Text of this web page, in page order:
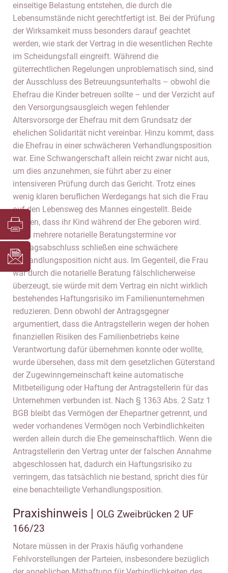
einseitige Belastung entstehen, die durch die
Lebensumstände nicht gerechtfertigt ist. Bei der Prüfung
der Wirksamkeit muss besonders darauf geachtet
werden, wie stark der Vertrag in die wesentlichen Rechte
im Scheidungsfall eingreift. Während die
güterrechtlichen Regelungen unproblematisch sind, sind
der Ausschluss des Betreuungsunterhalts – obwohl die
Ehefrau die Kinder betreuen sollte – und der Verzicht auf
den Versorgungsausgleich wegen fehlender
Altersvorsorge der Ehefrau mit dem Grundsatz der
ehelichen Solidarität nicht vereinbar. Hinzu kommt, dass
die Ehefrau in einer schwächeren Verhandlungsposition
war. Eine Schwangerschaft allein reicht zwar nicht aus,
um dies anzunehmen, sie führt aber zu einer
intensiveren Prüfung durch das Gericht. Trotz eines
wenig klaren beruflichen Werdegangs hat sich die Frau
auf den Lebensweg des Mannes eingestellt. Beide
wollten, dass ihr Kind während der Ehe geboren wird.
Auch mehrere notarielle Beratungstermine vor
Vertragsabschluss schließen eine schwächere
Verhandlungsposition nicht aus. Im Gegenteil, die Frau
war durch die notarielle Beratung fälschlicherweise
überzeugt, sie würde mit dem Vertrag ein nicht wirklich
bestehendes Haftungsrisiko im Familienunternehmen
reduzieren. Denn obwohl der Antragsgegner
argumentiert, dass die Antragstellerin wegen der hohen
finanziellen Risiken des Familienbetriebs keine
Verantwortung dafür übernehmen konnte oder wollte,
wurde übersehen, dass mit dem gesetzlichen Güterstand
der Zugewinngemeinschaft keine automatische
Mitbeteiligung oder Haftung der Antragstellerin für das
Unternehmen verbunden ist. Nach § 1363 Abs. 2 Satz 1
BGB bleibt das Vermögen der Ehepartner getrennt, und
weder vorhandenes Vermögen noch Verbindlichkeiten
werden allein durch die Ehe gemeinschaftlich. Wenn die
Antragstellerin den Vertrag unter der falschen Annahme
abgeschlossen hat, dadurch ein Haftungsrisiko zu
verringern, das tatsächlich nie bestand, spricht dies für
eine benachteiligte Verhandlungsposition.
Praxishinweis | OLG Zweibrücken 2 UF
166/23
Notare müssen in der Praxis häufig vorhandene
Fehlvorstellungen der Parteien, insbesondere bezüglich